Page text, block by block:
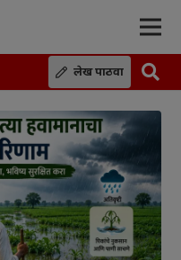
लेख पाठवा